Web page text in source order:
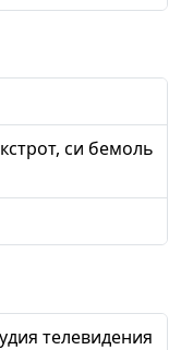
си бемоль
телевидения